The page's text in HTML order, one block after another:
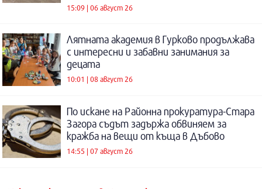
15:09 | 06 август 26
Лятната академия в Гурково продължава
с интересни и забавни занимания за
децата
10:01 | 08 август 26
По искане на Районна прокуратура-Стара
Загора съдът задържа обвиняем за
кражба на вещи от къща в Дъбово
14:55 | 07 август 26